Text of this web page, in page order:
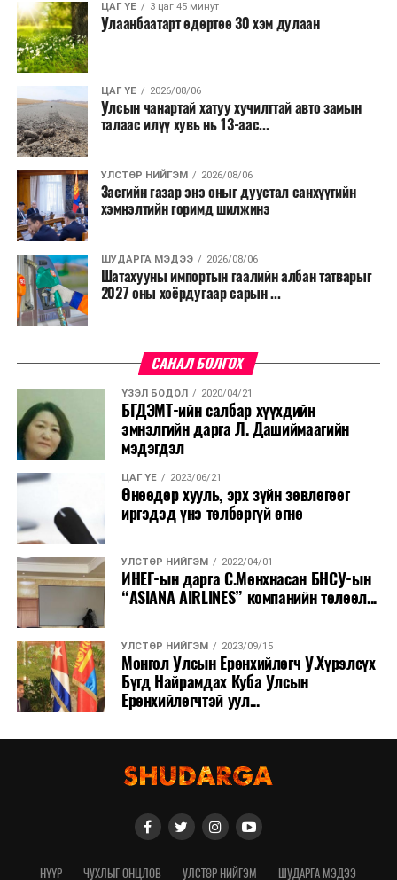
ЦАГ ҮЕ 3 цаг 45 минут
Улаанбаатарт өдөртөө 30 хэм дулаан
ЦАГ ҮЕ 2026/08/06
Улсын чанартай хатуу хучилттай авто замын
талаас илүү хувь нь 13-аас...
УЛСТӨР НИЙГЭМ 2026/08/06
Засгийн газар энэ оныг дуустал санхүүгийн
хэмнэлтийн горимд шилжинэ
ШУДАРГА МЭДЭЭ 2026/08/06
Шатахууны импортын гаалийн албан татварыг
2027 оны хоёрдугаар сарын ...
САНАЛ БОЛГОХ
ҮЗЭЛ БОДОЛ 2020/04/21
БГДЭМТ-ийн салбар хүүхдийн
эмнэлгийн дарга Л. Дашиймаагийн
мэдэгдэл
ЦАГ ҮЕ 2023/06/21
Өнөөдөр хууль, эрх зүйн зөвлөгөөг
иргэдэд үнэ төлбөргүй өгнө
УЛСТӨР НИЙГЭМ 2022/04/01
ИНЕГ-ын дарга С.Мөнхнасан БНСУ-ын
“ASIANA AIRLINES” компанийн төлөөл...
УЛСТӨР НИЙГЭМ 2023/09/15
Монгол Улсын Ерөнхийлөгч У.Хүрэлсүх
Бүгд Найрамдах Куба Улсын
Ерөнхийлөгчтэй уул...
НҮҮР ЧУХЛЫГ ОНЦЛОВ УЛСТӨР НИЙГЭМ ШУДАРГА МЭДЭЭ